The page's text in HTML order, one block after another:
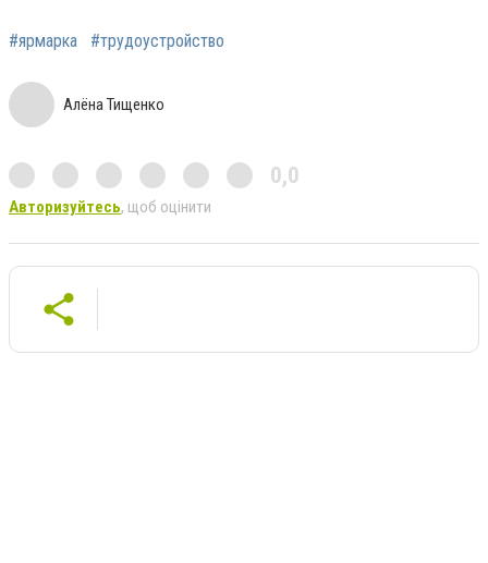
#ярмарка #трудоустройство
Алёна Тищенко
0,0
Авторизуйтесь, щоб оцінити